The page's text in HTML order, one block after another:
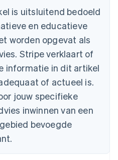
is uitsluitend bedoeld
en educatieve
worden opgevat als
Stripe verklaart of
informatie in dit artikel
of actueel is.
jouw specifieke
inwinnen van een
bevoegde
English